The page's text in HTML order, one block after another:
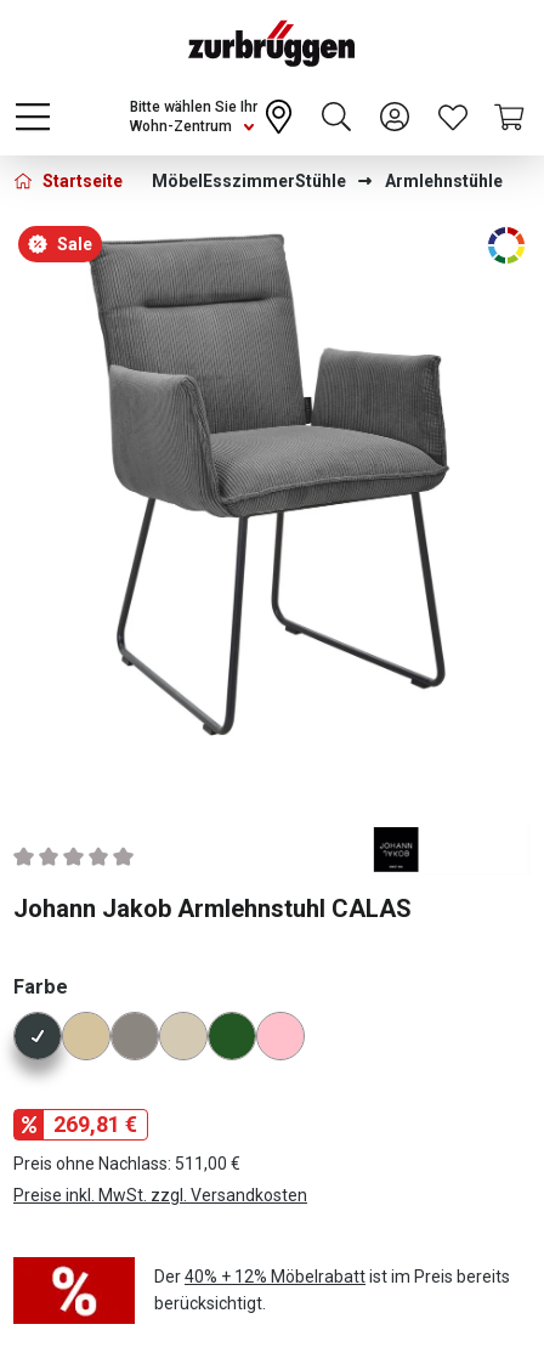
Choose a different country or region to see
content for your location and shop online
CONTINUE
Wohn-Zentrum
Bitte wählen Sie Ihr
Startseite Möbel EsszimmerStühle Armlehnstühle
Bildergalerie überspringen
Sale
Durchschnittliche Bewertung von 0 von 5 Sternen
Johann Jakob Armlehnstuhl CALAS
Farbe
Konfigurator Farbe
269,81 €
Preis ohne Nachlass: 511,00 €
Preise inkl. MwSt. zzgl. Versandkosten
Der40% + 12% Möbelrabattist im Preis bereits
berücksichtigt.